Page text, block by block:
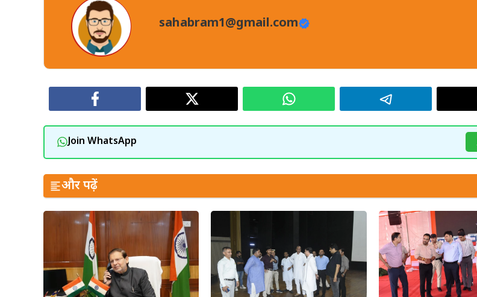
sahabram1@gmail.com
Join WhatsApp
और पढ़ें